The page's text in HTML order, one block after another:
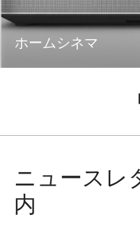
ホームシネマ
ニュースレ
内